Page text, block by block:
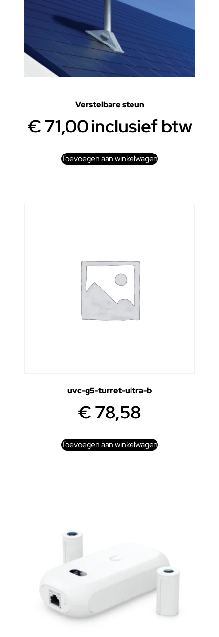
Verstelbare steun
€71,00inclusief btw
Toevoegen aan winkelwagen
uvc-g5-turret-ultra-b
€78,58
Toevoegen aan winkelwagen